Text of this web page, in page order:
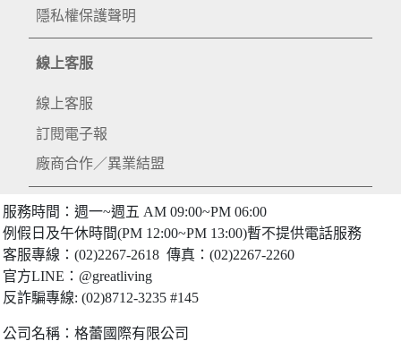
隱私權保護聲明
線上客服
線上客服
訂閱電子報
廠商合作／異業結盟
服務時間：週一~週五 AM 09:00~PM 06:00
例假日及午休時間(PM 12:00~PM 13:00)暫不提供電話服務
客服專線：(02)2267-2618 傳真：(02)2267-2260
官方LINE：@greatliving
反詐騙專線: (02)8712-3235 #145
公司名稱：格蕾國際有限公司